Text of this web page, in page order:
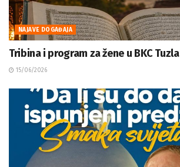
NAJAVE DOGAĐAJA
Tribina i program za žene u BKC Tuzla
15/06/2026